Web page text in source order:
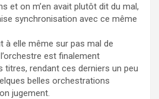
et on m’en avait plutôt dit du mal,
synchronisation avec ce même
à elle même sur pas mal de
est finalement
titres, rendant ces derniers un peu
belles orchestrations
jugement.